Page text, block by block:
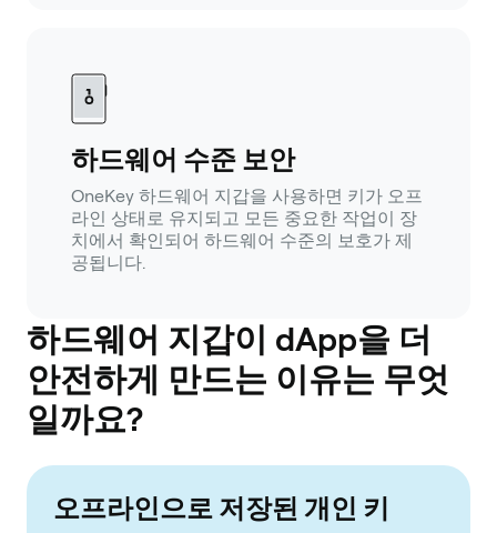
하드웨어 수준 보안
OneKey 하드웨어 지갑을 사용하면 키가 오프
라인 상태로 유지되고 모든 중요한 작업이 장
치에서 확인되어 하드웨어 수준의 보호가 제
공됩니다.
하드웨어 지갑이 dApp을 더
안전하게 만드는 이유는 무엇
일까요?
오프라인으로 저장된 개인 키